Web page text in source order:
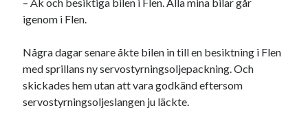
igenom i Flen.
Några dagar senare åkte bilen in till en besiktning i Flen
med sprillans ny servostyrningsoljepackning. Och
skickades hem utan att vara godkänd eftersom
servostyrningsoljeslangen ju läckte.